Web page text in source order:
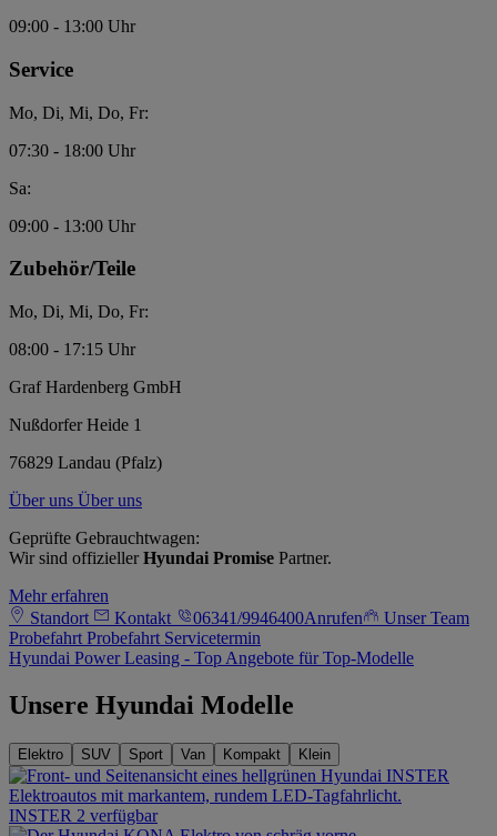
09:00 - 13:00 Uhr
Service
Mo, Di, Mi, Do, Fr:
07:30 - 18:00 Uhr
Sa:
09:00 - 13:00 Uhr
Zubehör/Teile
Mo, Di, Mi, Do, Fr:
08:00 - 17:15 Uhr
Graf Hardenberg GmbH
Nußdorfer Heide 1
76829 Landau (Pfalz)
Über uns Über uns
Geprüfte Gebrauchtwagen:
Wir sind offiziellerHyundai Promise Partner.
Mehr erfahren
Standort
Kontakt 06341/9946400Anrufen
Unser Team
Probefahrt Probefahrt Servicetermin
Hyundai Power Leasing - Top Angebote für Top-Modelle
Unsere Hyundai Modelle
Elektro SUV Sport Van Kompakt Klein
INSTER 2 verfügbar